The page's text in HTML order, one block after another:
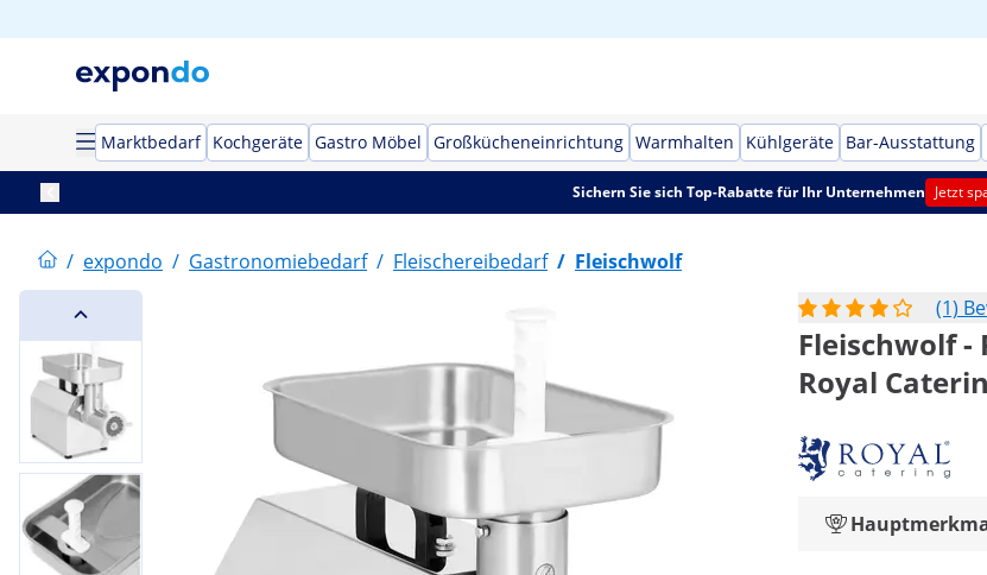
Marktbedarf Kochgeräte Gastro Möbel Großkücheneinrichtung Warmhalten Kühlgeräte Bar-Ausstattung
Sichern Sie sich Top-Rabatte für Ihr Unternehmen Jetzt
/ expondo / Gastronomiebedarf / Fleischereibedarf / Fleischwolf
(1)
Fleischwolf -
Royal